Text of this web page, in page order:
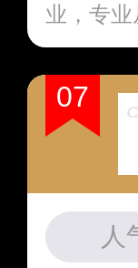
业，专
07
人